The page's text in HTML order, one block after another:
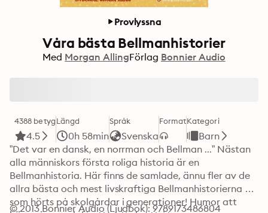
Provlyssna
Våra bästa Bellmanhistorier
Med Morgan AllingFörlag Bonnier Audio
4388 betyg
4.5
Längd
0h 58min
Språk
Svenska
FormatKategori
Barn
”Det var en dansk, en norrman och Bellman ...” Nästan
alla människors första roliga historia är en
Bellmanhistoria. Här finns de samlade, ännu fler av de
allra bästa och mest livskraftiga Bellmanhistorierna
som hörts på skolgårdar i generationer! Humor att
© 2013 Bonnier Audio (Ljudbok): 9789173486804